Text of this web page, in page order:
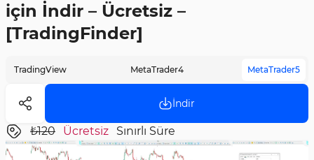
için İndir – Ücretsiz –
[TradingFinder]
TradingView MetaTrader4 MetaTrader5
İndir
₺120 Ücretsiz Sınırlı Süre